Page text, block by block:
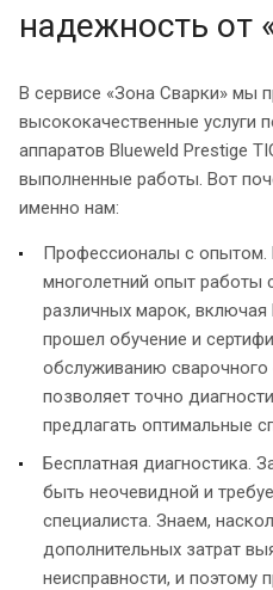
надежность от
В сервисе «Зона Сварки» мы
высококачественные услуги
аппаратов Blueweld Prestige
выполненные работы. Вот
именно нам:
Профессионалы с
многолетний опыт работы
различных марок,
прошел обучение и
обслуживанию
позволяет точно
предлагать оптимальные
Бесплатная диагностика.
быть неочевидной и
специалиста. Знаем,
дополнительных затрат
неисправности, и поэтому